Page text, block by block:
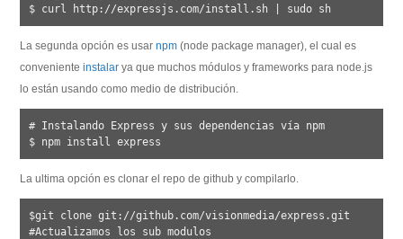
La segunda opción es usarnpm (node package manager), el cual es
convenienteinstalar ya que muchos módulos y frameworks para node.js
lo están usando como medio de distribución.
# Instalando Express y sus dependencias vía npm
La ultima opción es clonar el repo de github y compilarlo.
$git clone git://github.com/visionmedia/express.git
#Actualizamos los sub modulos